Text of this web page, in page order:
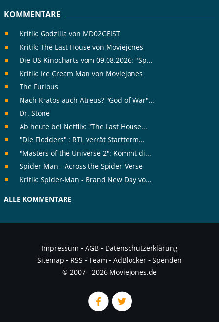
KOMMENTARE
Kritik: Godzilla von MD02GEIST
Kritik: The Last House von Moviejones
Die US-Kinocharts vom 09.08.2026: "Sp...
Kritik: Ice Cream Man von Moviejones
The Furious
Nach Kratos auch Atreus? "God of War"...
Dr. Stone
Ab heute bei Netflix: "The Last House...
"Die Flodders" : RTL verrät Startterm...
"Masters of the Universe 2": Kommt di...
Spider-Man - Across the Spider-Verse
Kritik: Spider-Man - Brand New Day vo...
ALLE KOMMENTARE
Impressum - AGB- Datenschutzerklärung
Sitemap - RSS - Team - AdBlocker - Spenden
© 2007 - 2026 Moviejones.de